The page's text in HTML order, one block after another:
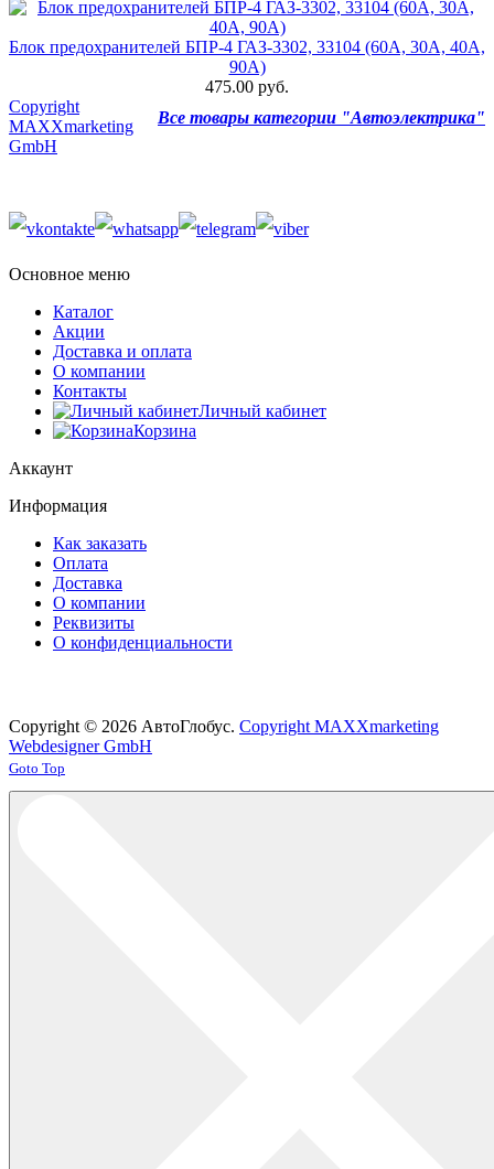
Блок предохранителей БПР-4 ГАЗ-3302, 33104 (60А, 30А, 40А,
90А)
475.00 руб.
Все товары категории "Автоэлектрика"
Copyright
MAXXmarketing
GmbH
Основное меню
Каталог
Акции
Доставка и оплата
О компании
Контакты
Личный кабинет
Корзина
Аккаунт
Информация
Как заказать
Оплата
Доставка
О компании
Реквизиты
О конфиденциальности
Copyright © 2026 АвтоГлобус. Copyright MAXXmarketing
Webdesigner GmbH
Joomla! 3 Templates
Goto Top